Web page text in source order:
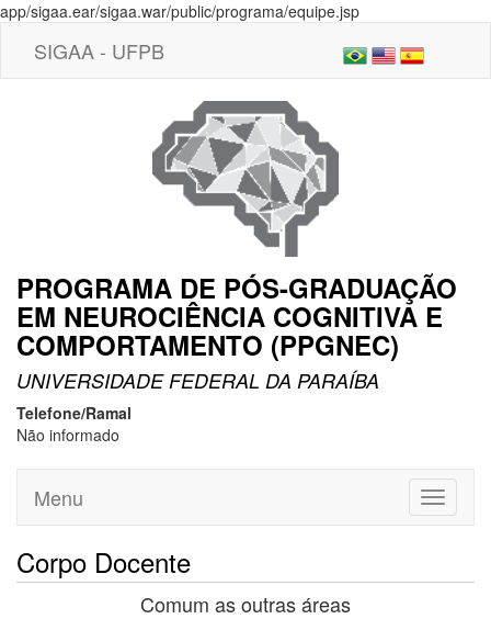
app/sigaa.ear/sigaa.war/public/programa/equipe.jsp
SIGAA - UFPB
PROGRAMA DE PÓS-GRADUAÇÃO
EM NEUROCIÊNCIA COGNITIVA E
COMPORTAMENTO (PPGNEC)
UNIVERSIDADE FEDERAL DA PARAÍBA
Telefone/Ramal
Não informado
Toggle
Menu
Corpo Docente
Comum as outras áreas